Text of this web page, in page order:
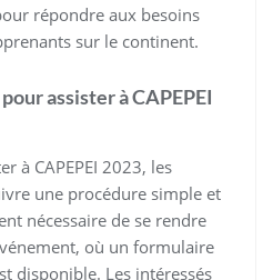
répondre aux besoins
sur le continent.
assister à CAPEPEI
à CAPEPEI 2023, les
une procédure simple et
nécessaire de se rendre
où un formulaire
disponible. Les intéressés